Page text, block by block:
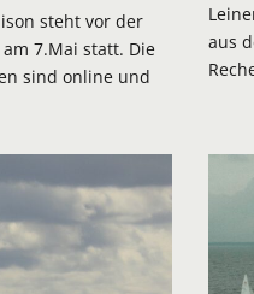
steht vor der
7.Mai statt. Die
sind online und
aus